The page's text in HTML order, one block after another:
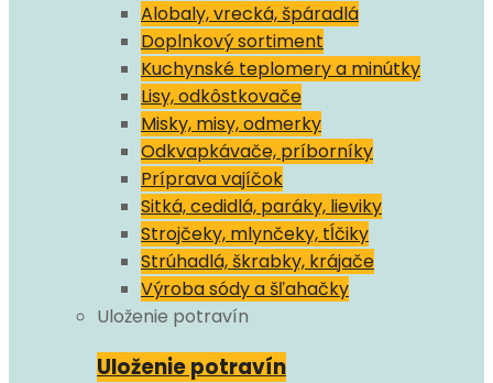
Alobaly, vrecká, špáradlá
Doplnkový sortiment
Kuchynské teplomery a minútky
Lisy, odkôstkovače
Misky, misy, odmerky
Odkvapkávače, príborníky
Príprava vajíčok
Sitká, cedidlá, paráky, lieviky
Strojčeky, mlynčeky, tĺčiky
Strúhadlá, škrabky, krájače
Výroba sódy a šľahačky
Uloženie potravín
Uloženie potravín